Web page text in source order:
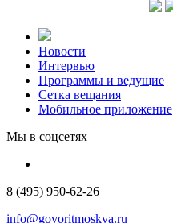
Новости
Интервью
Программы и ведущие
Сетка вещания
Мобильное приложение
Мы в соцсетях
8 (495) 950-62-26
info@govoritmoskva.ru